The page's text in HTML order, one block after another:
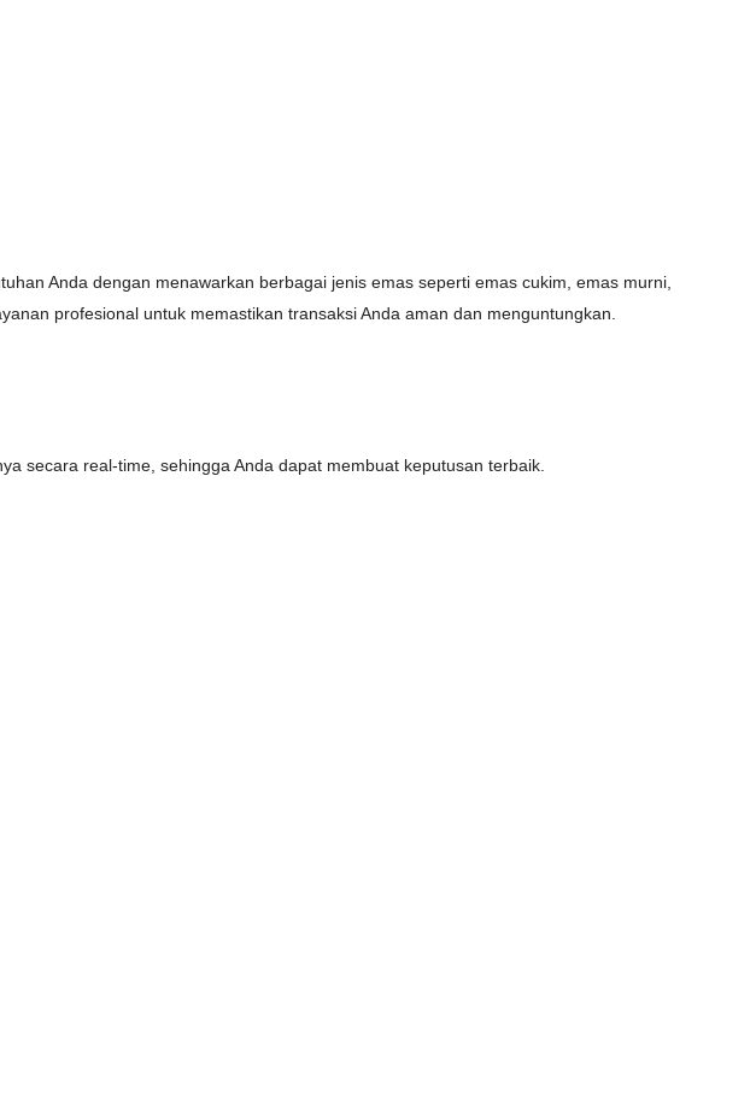
Anda dengan menawarkan berbagai jenis emas seperti emas cukim, emas murni,
profesional untuk memastikan transaksi Anda aman dan menguntungkan.
secara real-time, sehingga Anda dapat membuat keputusan terbaik.